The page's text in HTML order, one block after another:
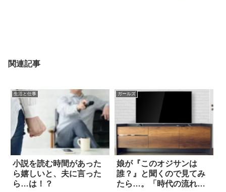
関連記事
生活と仕事
小説を読む時間があった
ら嬉しいと、夫に言った
ら…は！？
ガールズ
娘が『このオジサンは
誰？』と聞くので見てみ
たら…。「時代の流れ」